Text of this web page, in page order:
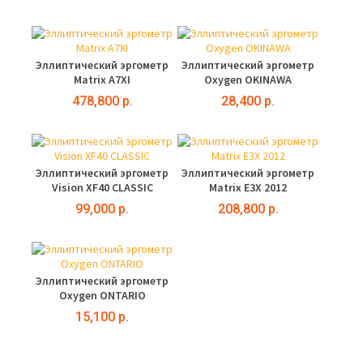
Эллиптический эргометр
Matrix A7XI
478,800 р.
Эллиптический эргометр
Oxygen OKINAWA
28,400 р.
Эллиптический эргометр
Vision XF40 CLASSIC
99,000 р.
Эллиптический эргометр
Matrix E3X 2012
208,800 р.
Эллиптический эргометр
Oxygen ONTARIO
15,100 р.